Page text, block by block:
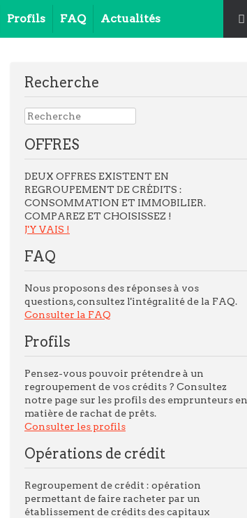
Profils FAQ Actualités
Recherche
OFFRES
DEUX OFFRES EXISTENT EN
REGROUPEMENT DE CRÉDITS :
CONSOMMATION ET IMMOBILIER.
COMPAREZ ET CHOISISSEZ !
J'Y VAIS !
FAQ
Nous proposons des réponses à vos
questions, consultez l'intégralité de la FAQ.
Consulter la FAQ
Profils
Pensez-vous pouvoir prétendre à un
regroupement de vos crédits ? Consultez
notre page sur les profils des emprunteurs en
matière de rachat de prêts.
Consulter les profils
Opérations de crédit
Regroupement de crédit : opération
permettant de faire racheter par un
établissement de crédits des capitaux